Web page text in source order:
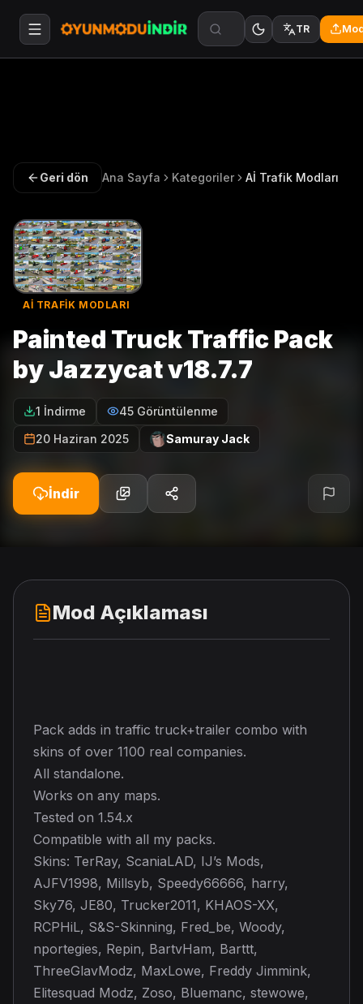
TR
Geri dön Ana Sayfa Kategoriler Aİ Trafik Modları
Aİ TRAFIK MODLARI
Painted Truck Traffic Pack
by Jazzycat v18.7.7
1 İndirme
45 Görüntülenme
20 Haziran 2025
Samuray Jack
İndir
Mod Açıklaması
Pack adds in traffic truck+trailer combo with
skins of over 1100 real companies.
All standalone.
Works on any maps.
Tested on 1.54.x
Compatible with all my packs.
Skins: TerRay, ScaniaLAD, IJ’s Mods,
AJFV1998, Millsyb, Speedy66666, harry,
Sky76, JE80, Trucker2011, KHAOS-XX,
RCPHiL, S&S-Skinning, Fred_be, Woody,
nportegies, Repin, BartvHam, Barttt,
ThreeGlavModz, MaxLowe, Freddy Jimmink,
Elitesquad Modz, Zoso, Bluemanc, stewowe,